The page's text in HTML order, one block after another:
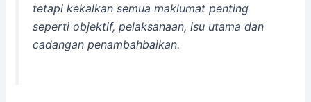
tetapi kekalkan semua maklumat penting
seperti objektif, pelaksanaan, isu utama dan
cadangan penambahbaikan.